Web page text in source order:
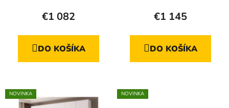
hodnotenie
je
5,0
€1 082
DO KOŠÍKA
hodnotenie
je
4,8
€1 145
DO KOŠÍKA
NOVINKA NOVINKA